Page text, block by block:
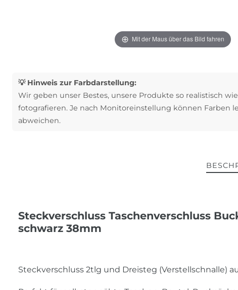
Mit der Maus über das Bild fahren
💡 Hinweis zur Farbdarstellung:
Wir geben unser Bestes, unsere Produkte so realistisch
fotografieren. Je nach Monitoreinstellung können Farben
abweichen.
Steckverschluss Taschenverschluss
schwarz 38mm
Steckverschluss 2tlg und Dreisteg (Verstellschnalle)